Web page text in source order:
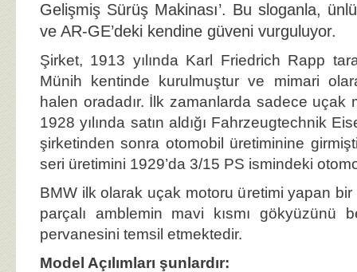
Gelişmiş Sürüş Makinası’. Bu sloganla,
ve AR-GE’deki kendine güveni vurguluyor.
Şirket, 1913 yılında Karl Friedrich Rapp
Münih kentinde kurulmuştur ve mimari
halen oradadır. İlk zamanlarda sadece uçak
1928 yılında satın aldığı Fahrzeugtechnik
şirketinden sonra otomobil üretiminine
seri üretimini 1929’da 3/15 PS ismindeki
BMW ilk olarak uçak motoru üretimi yapan bir
parçalı amblemin mavi kısmı gökyüzünü
pervanesini temsil etmektedir.
Model Açılımları şunlardır: